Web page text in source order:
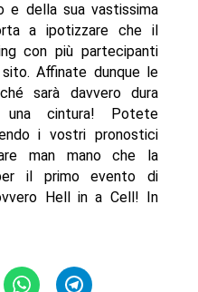
della sua vastissima
a ipotizzare che il
con più partecipanti
Affinate dunque le
sarà davvero dura
una cintura! Potete
i vostri pronostici
man mano che la
il primo evento di
Hell in a Cell! In